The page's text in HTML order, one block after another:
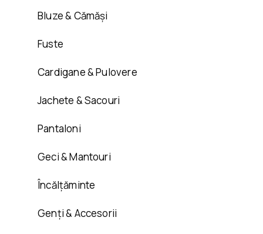
Bluze & Cămăși
Fuste
Cardigane & Pulovere
Jachete & Sacouri
Pantaloni
Geci & Mantouri
Încălțăminte
Genți & Accesorii